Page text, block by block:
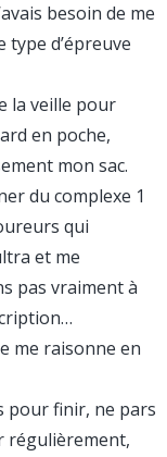
besoin de me
type d’épreuve
la veille pour
en poche,
mon sac.
du complexe 1
qui
et me
pas vraiment à
me raisonne en
pour finir, ne pars
régulièrement,